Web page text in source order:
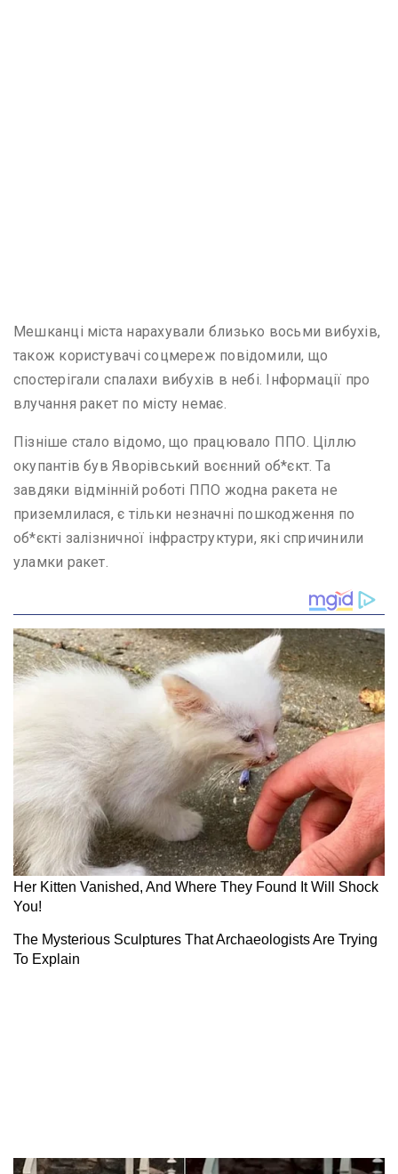
Мешканці міста нарахували близько восьми вибухів,
також користувачі соцмереж повідомили, що
спостерігали спалахи вибухів в небі. Інформації про
влучання ракет по місту немає.
Пізніше стало відомо, що працювало ППО. Ціллю
окупантів був Яворівський воєнний об*єкт. Та
завдяки відмінній роботі ППО жодна ракета не
приземлилася, є тільки незначні пошкодження по
об*єкті залізничної інфраструктури, які спричинили
уламки ракет.